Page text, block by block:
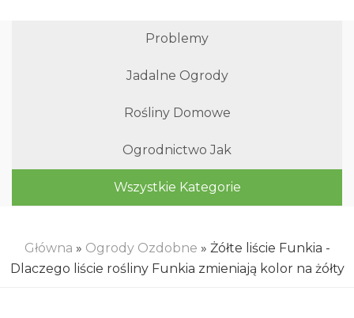
Problemy
Jadalne Ogrody
Rośliny Domowe
Ogrodnictwo Jak
Wszystkie Kategorie
Główna » Ogrody Ozdobne » Żółte liście Funkia -
Dlaczego liście rośliny Funkia zmieniają kolor na żółty